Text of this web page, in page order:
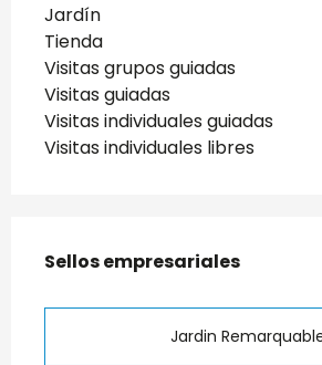
Jardín
Tienda
Visitas grupos guiadas
Visitas guiadas
Visitas individuales guiadas
Visitas individuales libres
Oferta de
Sellos empresariales
Sellos empresariales
Jardin